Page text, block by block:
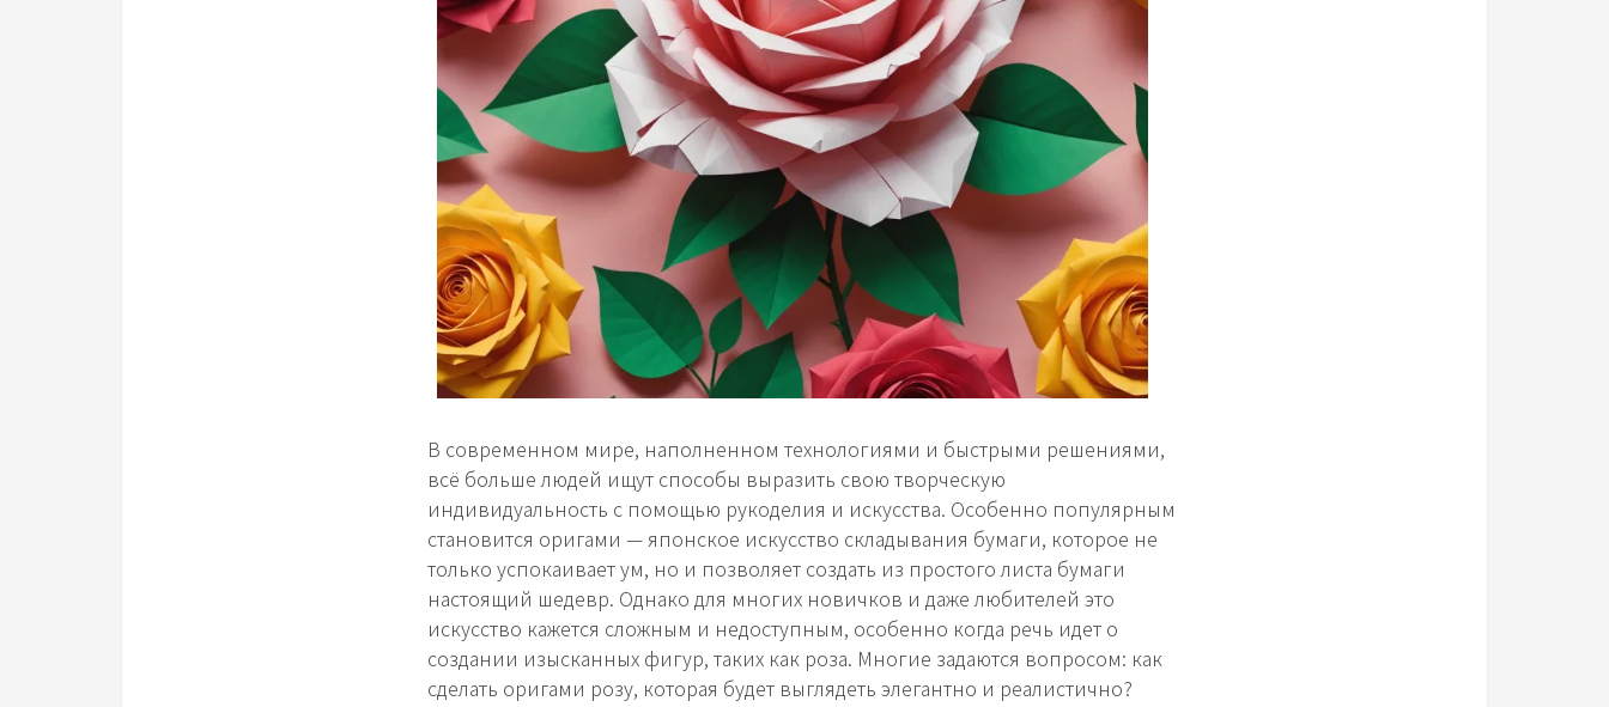
В современном мире, наполненном технологиями и быстрыми решениями,
всё больше людей ищут способы выразить свою творческую
индивидуальность с помощью рукоделия и искусства. Особенно популярным
становится оригами — японское искусство складывания бумаги, которое не
только успокаивает ум, но и позволяет создать из простого листа бумаги
настоящий шедевр. Однако для многих новичков и даже любителей это
искусство кажется сложным и недоступным, особенно когда речь идет о
создании изысканных фигур, таких как роза. Многие задаются вопросом: как
сделать оригами розу, которая будет выглядеть элегантно и реалистично?